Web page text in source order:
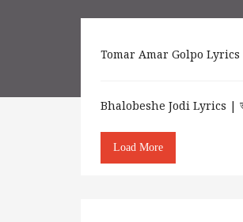
Tomar Amar Golpo Lyrics
Bhalobeshe Jodi Lyrics |
Load More